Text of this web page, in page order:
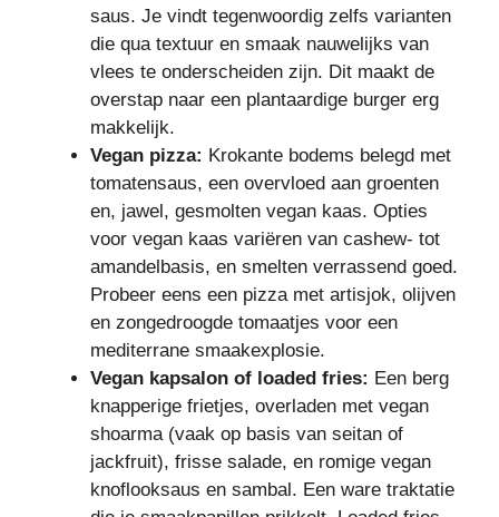
saus. Je vindt tegenwoordig zelfs varianten
die qua textuur en smaak nauwelijks van
vlees te onderscheiden zijn. Dit maakt de
overstap naar een plantaardige burger erg
makkelijk.
Vegan pizza: Krokante bodems belegd met
tomatensaus, een overvloed aan groenten
en, jawel, gesmolten vegan kaas. Opties
voor vegan kaas variëren van cashew- tot
amandelbasis, en smelten verrassend goed.
Probeer eens een pizza met artisjok, olijven
en zongedroogde tomaatjes voor een
mediterrane smaakexplosie.
Vegan kapsalon of loaded fries: Een berg
knapperige frietjes, overladen met vegan
shoarma (vaak op basis van seitan of
jackfruit), frisse salade, en romige vegan
knoflooksaus en sambal. Een ware traktatie